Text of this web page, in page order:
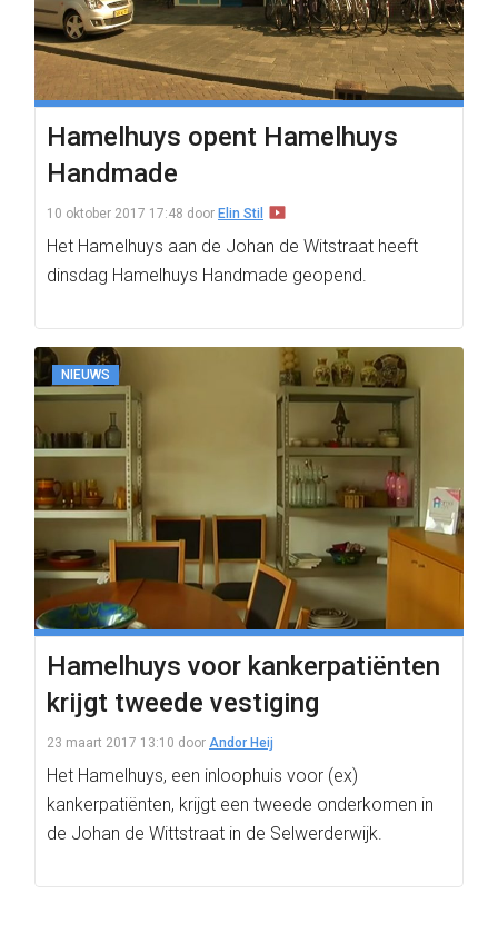
Hamelhuys opent Hamelhuys
Handmade
10 oktober 2017 17:48 door Elin Stil
Het Hamelhuys aan de Johan de Witstraat heeft
dinsdag Hamelhuys Handmade geopend.
NIEUWS
Hamelhuys voor kankerpatiënten
krijgt tweede vestiging
23 maart 2017 13:10 door Andor Heij
Het Hamelhuys, een inloophuis voor (ex)
kankerpatiënten, krijgt een tweede onderkomen in
de Johan de Wittstraat in de Selwerderwijk.